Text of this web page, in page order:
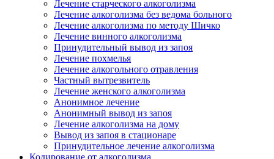
Лечение старческого алкоголизма
Лечение алкоголизма без ведома больного
Лечение алкоголизма по методу Шичко
Лечение винного алкоголизма
Принудительный вывод из запоя
Лечение похмелья
Лечение алкогольного отравления
Частный вытрезвитель
Лечение женского алкоголизма
Анонимное лечение
Анонимный вывод из запоя
Лечение алкоголизма на дому
Вывод из запоя в стационаре
Принудительное лечение алкоголизма
Кодирование от алкоголизма